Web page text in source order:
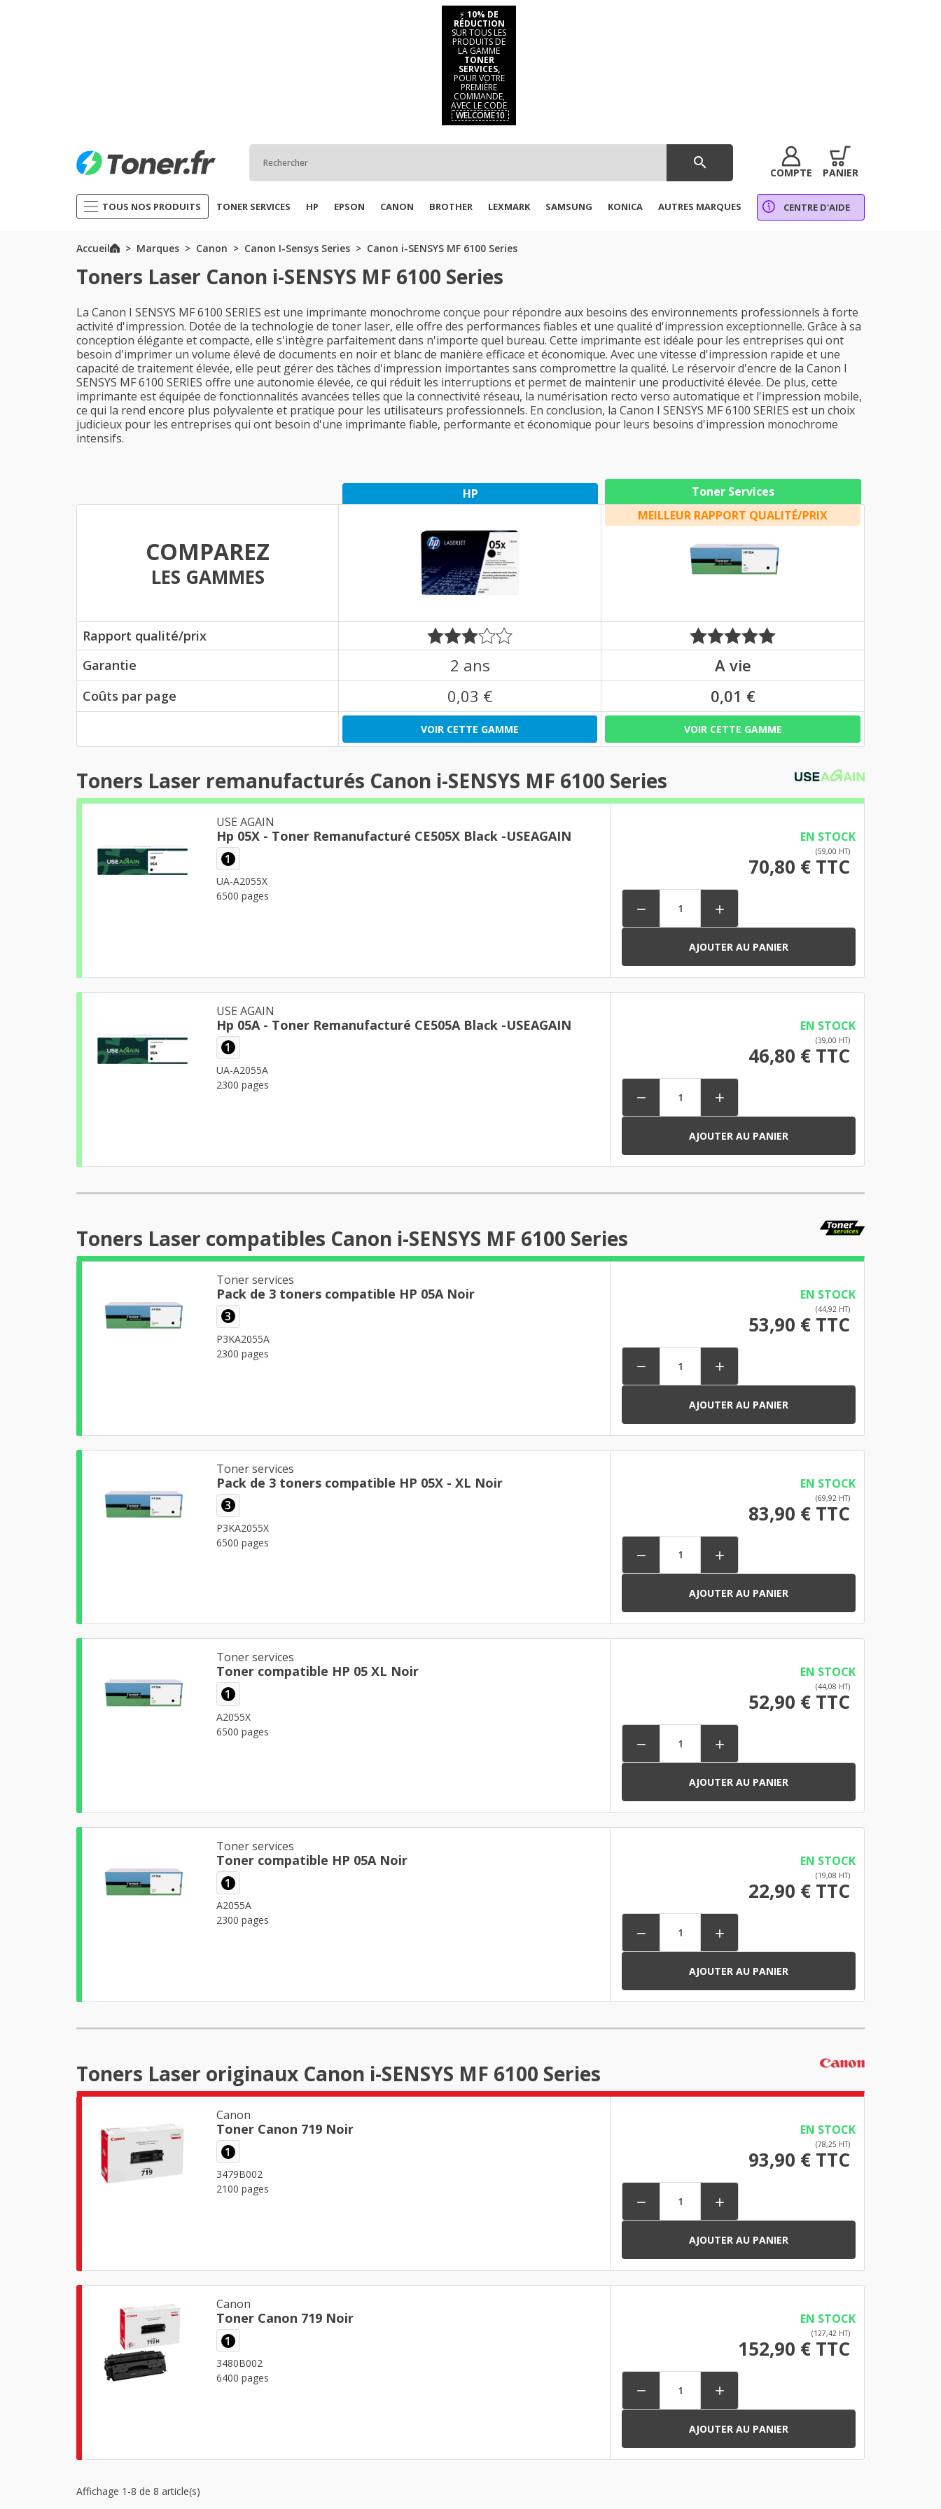
⚡ 10% DE
RÉDUCTION
SUR TOUS LES
PRODUITS DE
LA GAMME
TONER
SERVICES,
POUR VOTRE
PREMIÈRE
COMMANDE,
AVEC LE CODE
WELCOME10
search
COMPTE PANIER
TOUS NOS PRODUITS TONER SERVICES HP EPSON CANON BROTHER LEXMARK SAMSUNG KONICA AUTRES MARQUES CENTRE D'AIDE
Accueil Marques Canon Canon I-Sensys Series Canon i-SENSYS MF 6100 Series
Toners Laser Canon i-SENSYS MF 6100 Series
La Canon I SENSYS MF 6100 SERIES est une imprimante monochrome conçue pour répondre aux besoins des environnements professionnels à forte
activité d'impression. Dotée de la technologie de toner laser, elle offre des performances fiables et une qualité d'impression exceptionnelle. Grâce à sa
conception élégante et compacte, elle s'intègre parfaitement dans n'importe quel bureau. Cette imprimante est idéale pour les entreprises qui ont
besoin d'imprimer un volume élevé de documents en noir et blanc de manière efficace et économique. Avec une vitesse d'impression rapide et une
capacité de traitement élevée, elle peut gérer des tâches d'impression importantes sans compromettre la qualité. Le réservoir d'encre de la Canon I
SENSYS MF 6100 SERIES offre une autonomie élevée, ce qui réduit les interruptions et permet de maintenir une productivité élevée. De plus, cette
imprimante est équipée de fonctionnalités avancées telles que la connectivité réseau, la numérisation recto verso automatique et l'impression mobile,
ce qui la rend encore plus polyvalente et pratique pour les utilisateurs professionnels. En conclusion, la Canon I SENSYS MF 6100 SERIES est un choix
judicieux pour les entreprises qui ont besoin d'une imprimante fiable, performante et économique pour leurs besoins d'impression monochrome
intensifs.
HP Toner Services
COMPAREZ
LES GAMMES
MEILLEUR RAPPORT QUALITÉ/PRIX
Rapport qualité/prix
Garantie
2 ans A vie
Coûts par page 0,03 € 0,01 €
VOIR CETTE GAMME VOIR CETTE GAMME
Toners Laser remanufacturés Canon i-SENSYS MF 6100 Series
USE AGAIN
Hp 05X - Toner Remanufacturé CE505X Black -USEAGAIN
1
UA-A2055X
6500 pages
EN STOCK
(59,00 HT)
70,80 € TTC
 
AJOUTER AU PANIER
USE AGAIN
Hp 05A - Toner Remanufacturé CE505A Black -USEAGAIN
1
UA-A2055A
2300 pages
EN STOCK
(39,00 HT)
46,80 € TTC
 
AJOUTER AU PANIER
Toners Laser compatibles Canon i-SENSYS MF 6100 Series
Toner services
Pack de 3 toners compatible HP 05A Noir
3
P3KA2055A
2300 pages
EN STOCK
(44,92 HT)
53,90 € TTC
 
AJOUTER AU PANIER
Toner services
Pack de 3 toners compatible HP 05X - XL Noir
3
P3KA2055X
6500 pages
EN STOCK
(69,92 HT)
83,90 € TTC
 
AJOUTER AU PANIER
Toner services
Toner compatible HP 05 XL Noir
1
A2055X
6500 pages
EN STOCK
(44,08 HT)
52,90 € TTC
 
AJOUTER AU PANIER
Toner services
Toner compatible HP 05A Noir
1
A2055A
2300 pages
EN STOCK
(19,08 HT)
22,90 € TTC
 
AJOUTER AU PANIER
Toners Laser originaux Canon i-SENSYS MF 6100 Series
Canon
Toner Canon 719 Noir
1
3479B002
2100 pages
EN STOCK
(78,25 HT)
93,90 € TTC
 
AJOUTER AU PANIER
Canon
Toner Canon 719 Noir
1
3480B002
6400 pages
EN STOCK
(127,42 HT)
152,90 € TTC
 
AJOUTER AU PANIER
Affichage 1-8 de 8 article(s)